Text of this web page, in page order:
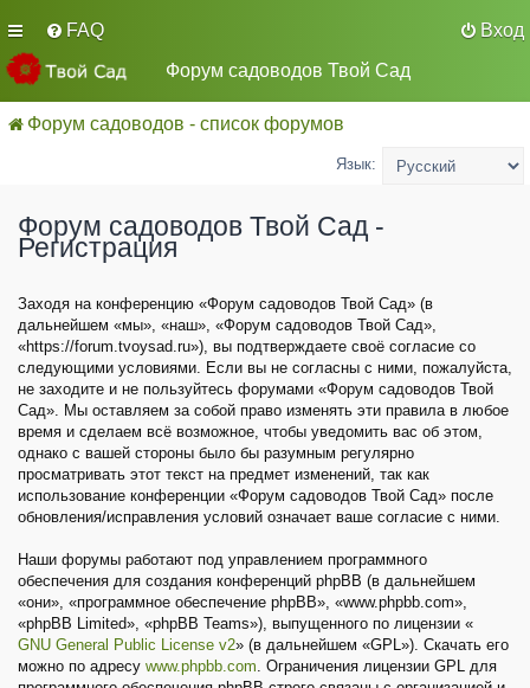
FAQ
Вход
Форум садоводов Твой Сад
Форум садоводов - список форумов
Язык:
Форум садоводов Твой Сад -
Регистрация
Заходя на конференцию «Форум садоводов Твой Сад» (в
дальнейшем «мы», «наш», «Форум садоводов Твой Сад»,
«https://forum.tvoysad.ru»), вы подтверждаете своё согласие со
следующими условиями. Если вы не согласны с ними, пожалуйста,
не заходите и не пользуйтесь форумами «Форум садоводов Твой
Сад». Мы оставляем за собой право изменять эти правила в любое
время и сделаем всё возможное, чтобы уведомить вас об этом,
однако с вашей стороны было бы разумным регулярно
просматривать этот текст на предмет изменений, так как
использование конференции «Форум садоводов Твой Сад» после
обновления/исправления условий означает ваше согласие с ними.
Наши форумы работают под управлением программного
обеспечения для создания конференций phpBB (в дальнейшем
«они», «программное обеспечение phpBB», «www.phpbb.com»,
«phpBB Limited», «phpBB Teams»), выпущенного по лицензии «
GNU General Public License v2» (в дальнейшем «GPL»). Скачать его
можно по адресу www.phpbb.com. Ограничения лицензии GPL для